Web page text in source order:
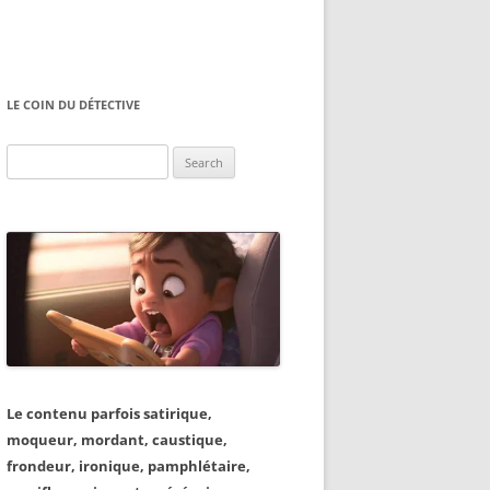
LE COIN DU DÉTECTIVE
for:
Le contenu parfois satirique,
moqueur, mordant, caustique,
frondeur, ironique, pamphlétaire,